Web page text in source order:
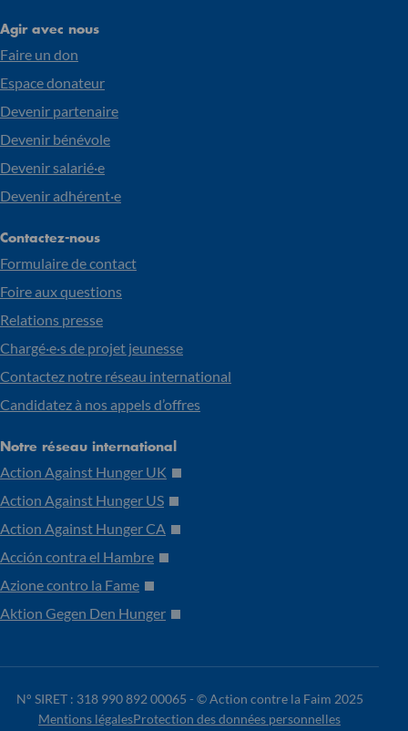
Agir avec nous
Faire un don
Espace donateur
Devenir partenaire
Devenir bénévole
Devenir salarié·e
Devenir adhérent·e
Contactez-nous
Formulaire de contact
Foire aux questions
Relations presse
Chargé·e·s de projet jeunesse
Contactez notre réseau international
Candidatez à nos appels d’offres
Notre réseau international
Action Against Hunger UK
Action Against Hunger US
Action Against Hunger CA
Acción contra el Hambre
Azione contro la Fame
Aktion Gegen Den Hunger
N° SIRET : 318 990 892 00065 - © Action contre la Faim 2025
Mentions légalesProtection des données personnelles